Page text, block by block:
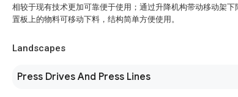
相较于现有技术更加可靠便于使用；通过升降机构带动移动架
置板上的物料可移动下料，结构简单方便使用。
Landscapes
Press Drives And Press Lines